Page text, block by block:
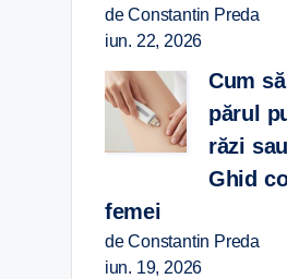
de Constantin Preda
iun. 22, 2026
Cum
părul
răzi
Ghid
femei
de Constantin Preda
iun. 19, 2026